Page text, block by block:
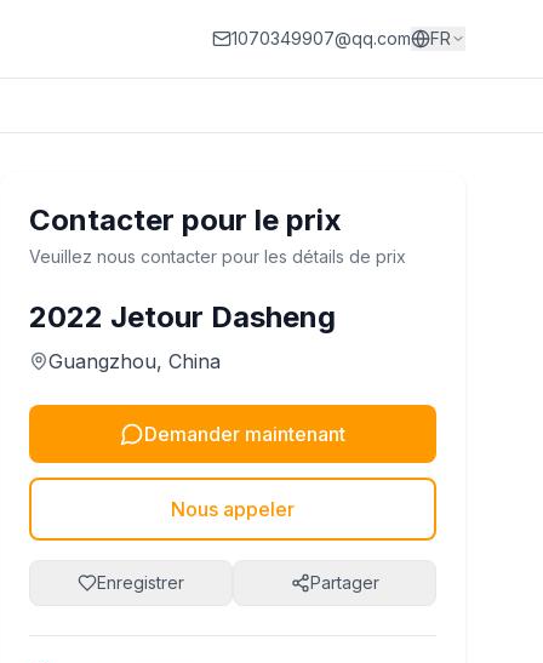
1070349907@qq.com FR
Contacter pour le prix
Veuillez nous contacter pour les détails de prix
2022 Jetour Dasheng
Guangzhou, China
Demander maintenant
Nous appeler
Enregistrer Partager